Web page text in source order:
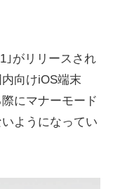
｣がリリースされ
向けiOS端末
にマナーモード
ようになってい